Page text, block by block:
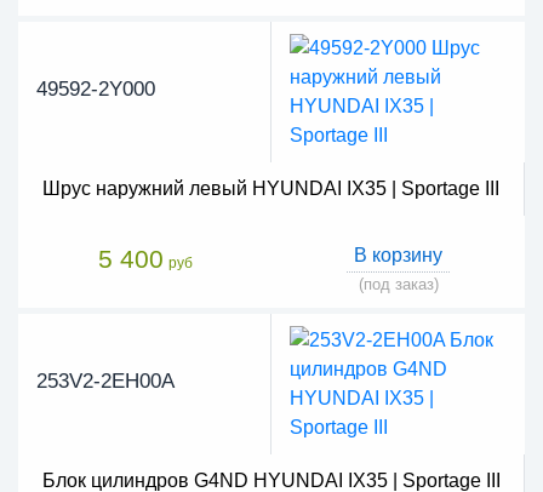
49592-2Y000
Шрус наружний левый HYUNDAI IX35 | Sportage III
5 400 руб В корзину
(под заказ)
253V2-2EH00A
Блок цилиндров G4ND HYUNDAI IX35 | Sportage III